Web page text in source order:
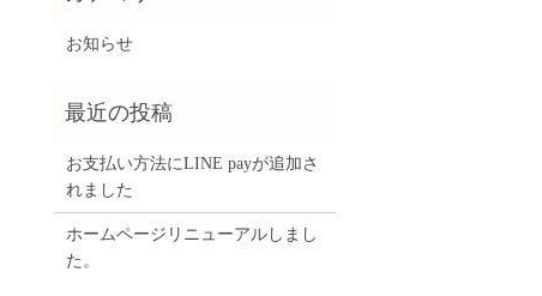
お知らせ
お支払い方法にLINE payが追加さ
れました
ホームページリニューアルしまし
た。